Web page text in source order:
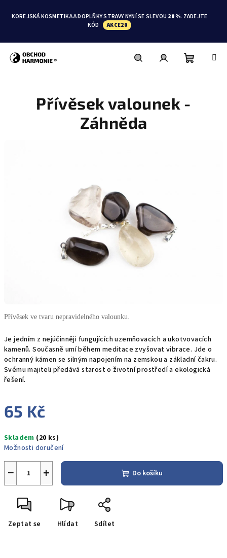
KOREJSKÁ KOSMETIKA A DOPLŇKY STRAVY NYNÍ SE SLEVOU 20 %. ZADEJTE
KÓD
AKCE20
košík
Přívěsek ve tvaru nepravidelného valounku.
Je jedním z nejúčinněji fungujících uzemňovacích a ukotvovacích
kamenů. Současně umí během meditace zvyšovat vibrace. Jde o
ochranný kámen se silným napojením na zemskou a základní čakru.
Svému majiteli předává starost o životní prostředí a ekologická
řešení.
65 Kč
cena:
Skladem (20 ks)
Možnosti doručení
+
− Do košíku
Zeptat se Hlídat Sdílet
Přívěsek valounek -
Záhněda